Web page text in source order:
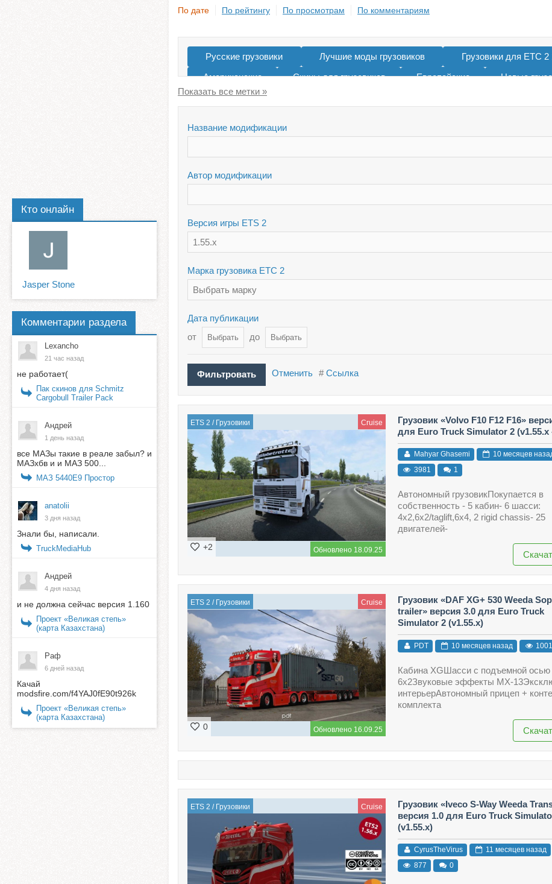
По дате По рейтингу По просмотрам По комментариям
Русские грузовики Лучшие моды грузовиков
Грузовики для ЕТС 2
Американские
Скины для грузовиков Европейские
Новые
Для 1.39
Название модификации
Автор модификации
Версия игры ETS 2
1.55.x
Марка грузовика ЕТС 2
Выбрать марку
Дата публикации
от
до
Отменить #Ссылка
ETS 2 / Грузовики Cruise
Обновлено 18.09.25
+2
Грузовик «Volvo F10 F12 F16»
для Euro Truck Simulator 2 (v1.55.x
Mahyar Ghasemi
10 месяцев
3981
1
Автономный грузовикПокупается в
собственность - 5 кабин- 6 шасси:
4x2,6x2/taglift,6x4, 2 rigid chassis- 25
двигателей-
ETS 2 / Грузовики Cruise
Обновлено 16.09.25
0
Грузовик «DAF XG+ 530 Weeda
trailer» версия 3.0 для Euro Truck
Simulator 2 (v1.55.x)
PDT 10 месяцев назад 1001
Кабина XGШасси с подъемной осью
6x2Звуковые эффекты MX-
интерьерАвтономный прицеп +
комплекта
ETS 2 / Грузовики Cruise
Грузовик «Iveco S-Way Weeda
версия 1.0 для Euro Truck
(v1.55.x)
CyrusTheVirus
11 месяцев назад
877
0
Кто онлайн
Jasper Stone
Комментарии раздела
Lexancho
21 час назад
не работает(
Пак скинов для Schmitz
Cargobull Trailer Pack
Андрей
1 день назад
все МАЗы такие в реале забыл? и
МАЗхбв и и МАЗ 500...
МАЗ 5440E9 Простор
anatolii
3 дня назад
Знали бы, написали.
TruckMediaHub
Андрей
4 дня назад
и не должна сейчас версия 1.160
Проект «Великая степь»
(карта Казахстана)
Раф
6 дней назад
Качай
modsfire.com/f4YAJ0fE90t926k
Проект «Великая степь»
(карта Казахстана)